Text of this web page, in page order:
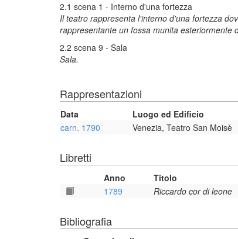
2.1 scena 1 - Interno d'una fortezza
Il teatro rappresenta l'interno d'una fortezza
rappresentante un fossa munita esteriormente
2.2 scena 9 - Sala
Sala.
Rappresentazioni
Data Luogo ed Edificio
carn. 1790
Venezia, Teatro San Moisè
Libretti
Anno Titolo
1789
Riccardo cor di leone
Bibliografia